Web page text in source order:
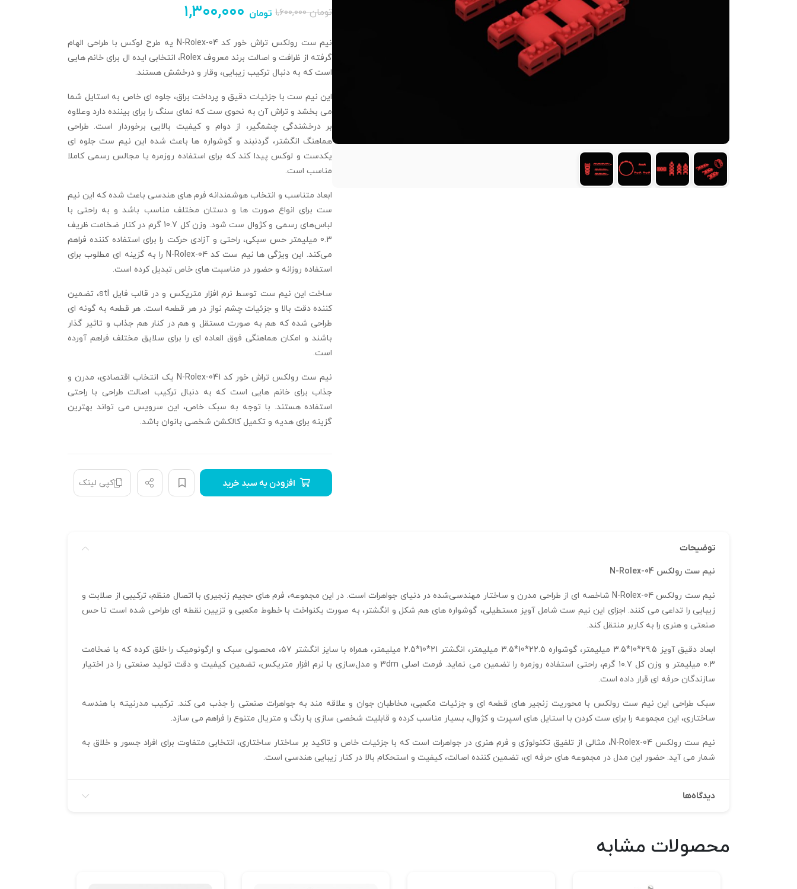
۱,۶۰۰,۰۰۰تومان ۱,۳۰۰,۰۰۰ تومان
نیم ست رولکس تراش خور کد N-Rolex-04 یه طرح لوکس با طراحی الهام
گرفته از ظرافت و اصالت برند معروف Rolex، انتخابی ایده ال برای خانم هایی
است که به دنبال ترکیب زیبایی، وقار و درخشش هستند.
این نیم ست با جزئیات دقیق و پرداخت براق، جلوه ای خاص به استایل شما
می بخشد و تراش آن به نحوی ست که نمای سنگ را برای بیننده دارد وعلاوه
بر درخشندگی چشمگیر، از دوام و کیفیت بالایی برخوردار است. طراحی
هماهنگ انگشتر، گردنبند و گوشواره ها باعث شده این نیم ست جلوه ای
یکدست و لوکس پیدا کند که برای استفاده روزمره یا مجالس رسمی کاملا
مناسب است.
ابعاد متناسب و انتخاب هوشمندانه فرم‌ های هندسی باعث شده که این نیم
ست برای انواع صورت‌ ها و دستان مختلف مناسب باشد و به راحتی با
لباس‌های رسمی و کژوال ست شود. وزن کل 10.7 گرم در کنار ضخامت ظریف
0.3 میلیمتر حس سبکی، راحتی و آزادی حرکت را برای استفاده ‌کننده فراهم
می‌کند. این ویژگی‌ ها نیم ست کد N-Rolex-04 را به گزینه‌ ای مطلوب برای
استفاده روزانه و حضور در مناسبت‌ های خاص تبدیل کرده است.
ساخت این نیم ست توسط نرم‌ افزار متریکس و در قالب فایل stl، تضمین‌
کننده دقت بالا و جزئیات چشم‌ نواز در هر قطعه است. هر قطعه به گونه‌ ای
طراحی شده که هم به صورت مستقل و هم در کنار هم جذاب و تاثیر گذار
باشند و امکان هماهنگی فوق‌ العاده‌ ای را برای سلایق مختلف فراهم آورده
است.
نیم ست رولکس تراش خور کد N-Rolex-041 یک انتخاب اقتصادی، مدرن و
جذاب برای خانم‌ هایی است که به دنبال ترکیب اصالت طراحی با راحتی
استفاده هستند. با توجه به سبک خاص، این سرویس می‌ تواند بهترین
گزینه برای هدیه و تکمیل کالکشن شخصی بانوان باشد.
افزودن به سبد خرید کپی لینک
توضیحات
نیم ست رولکس N-Rolex-04
نیم ست رولکس N-Rolex-04 شاخصه‌ ای از طراحی مدرن و ساختار مهندسی‌شده در دنیای جواهرات است. در این مجموعه، فرم‌ های حجیم زنجیری با اتصال منظم، ترکیبی از صلابت و
زیبایی را تداعی می‌ کنند. اجزای این نیم ست شامل آویز مستطیلی، گوشواره‌ های هم‌ شکل و انگشتر، به صورت یکنواخت با خطوط مکعبی و تزیین نقطه‌ ای طراحی شده است تا حس
صنعتی و هنری را به کاربر منتقل کند.
ابعاد دقیق آویز 29.5*10*3.5 میلیمتر، گوشواره 22.5*10*3.5 میلیمتر، انگشتر 21*10*2.5 میلیمتر، همراه با سایز انگشتر ۵۷، محصولی سبک و ارگونومیک را خلق کرده که با ضخامت
۰.۳ میلیمتر و وزن کل ۱۰.۷ گرم، راحتی استفاده روزمره را تضمین می‌ نماید. فرمت اصلی 3dm و مدل‌سازی با نرم‌ افزار متریکس، تضمین کیفیت و دقت تولید صنعتی را در اختیار
سازندگان حرفه‌ ای قرار داده است.
سبک طراحی این نیم ست رولکس با محوریت زنجیر های قطعه‌ ای و جزئیات مکعبی، مخاطبان جوان و علاقه‌ مند به جواهرات صنعتی را جذب می‌ کند. ترکیب مدرنیته با هندسه
ساختاری، این مجموعه را برای ست کردن با استایل‌ های اسپرت و کژوال، بسیار مناسب کرده و قابلیت شخصی‌ سازی با رنگ و متریال متنوع را فراهم می‌ سازد.
نیم ست رولکس N-Rolex-04، مثالی از تلفیق تکنولوژی و فرم هنری در جواهرات است که با جزئیات خاص و تاکید بر ساختار ساختاری، انتخابی متفاوت برای افراد جسور و خلاق به
شمار می‌ آید. حضور این مدل در مجموعه‌ های حرفه‌ ای، تضمین‌ کننده اصالت، کیفیت و استحکام بالا در کنار زیبایی هندسی است.
دیدگاه‌ها
محصولات مشابه